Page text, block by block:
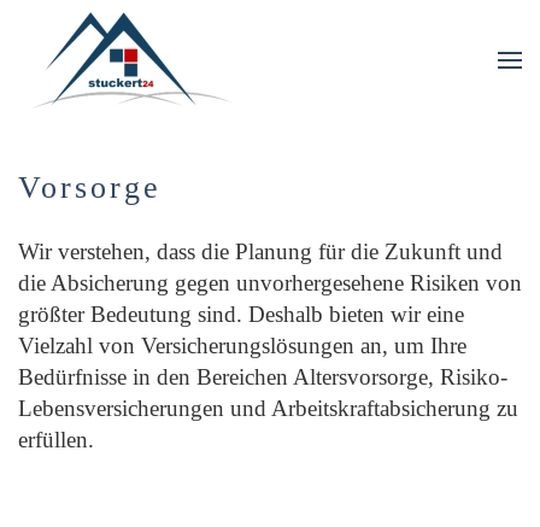
Skip to main content
Vorsorge
Wir verstehen, dass die Planung für die Zukunft und
die Absicherung gegen unvorhergesehene Risiken von
größter Bedeutung sind. Deshalb bieten wir eine
Vielzahl von Versicherungslösungen an, um Ihre
Bedürfnisse in den Bereichen Altersvorsorge, Risiko-
Lebensversicherungen und Arbeitskraftabsicherung zu
erfüllen.